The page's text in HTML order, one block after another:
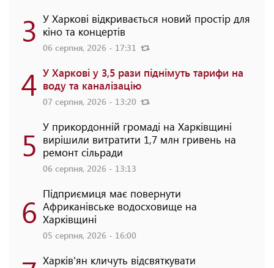
3 У Харкові відкривається новий простір для
кіно та концертів
06 серпня, 2026 - 17:31
4 У Харкові у 3,5 рази піднімуть тарифи на
воду та каналізацію
07 серпня, 2026 - 13:20
5 У прикордонній громаді на Харківщині
вирішили витратити 1,7 млн гривень на
ремонт сільради
06 серпня, 2026 - 13:13
6 Підприємиця має повернути
Африканівське водосховище на
Харківщині
05 серпня, 2026 - 16:00
Харків'ян кличуть відсвяткувати